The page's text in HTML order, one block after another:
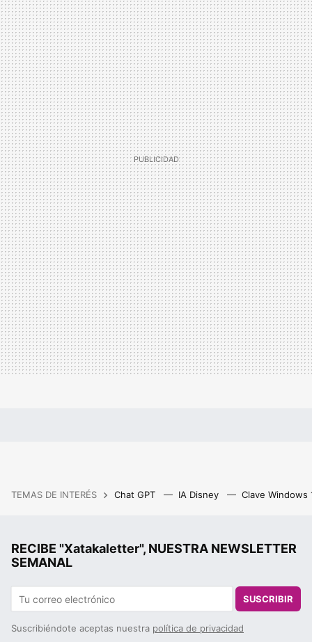
TEMAS DE INTERÉS Chat GPT IA Disney Clave Windows
RECIBE "Xatakaletter", NUESTRA NEWSLETTER
SEMANAL
SUSCRIBIR
Suscribiéndote aceptas nuestra política de privacidad